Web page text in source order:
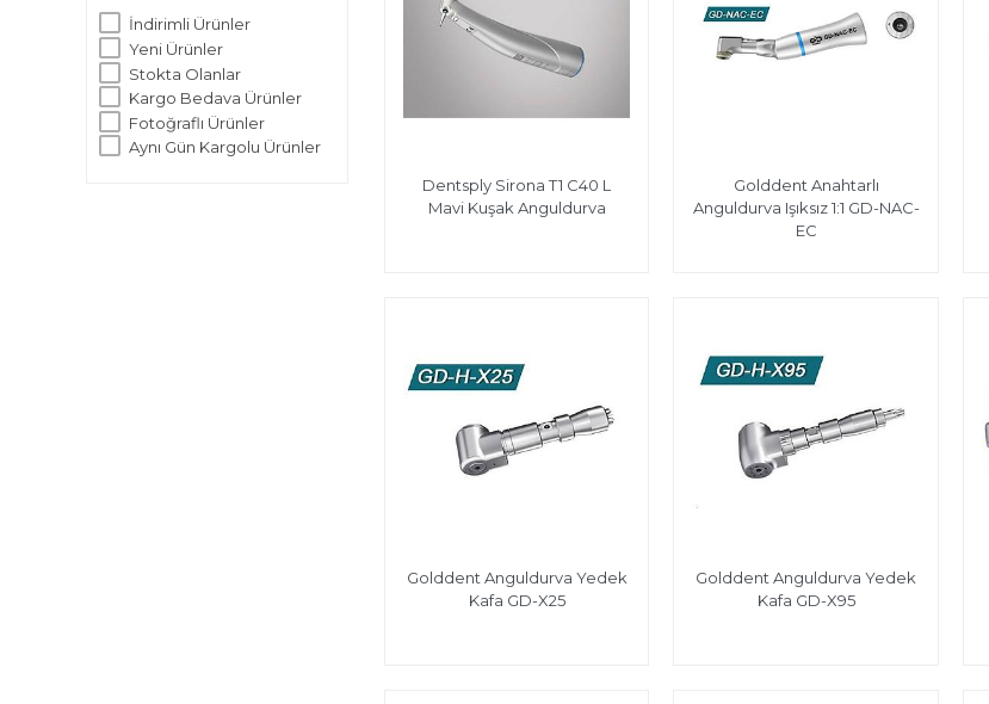
İndirimli Ürünler
Yeni Ürünler
Stokta Olanlar
Kargo Bedava Ürünler
Fotoğraflı Ürünler
Aynı Gün Kargolu Ürünler
Dentsply Sirona T1 C40 L
Mavi Kuşak Anguldurva
Golddent Anahtarlı
Anguldurva Işıksız 1:1 GD-NAC-
EC
Golddent Anguldurva Yedek
Kafa GD-X25
Golddent Anguldurva Yedek
Kafa GD-X95